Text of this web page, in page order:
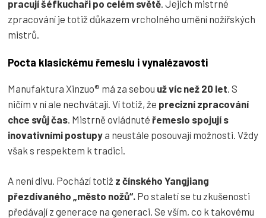
pracují šéfkuchaři po celém světě. Jejich mistrné
zpracování je totiž důkazem vrcholného umění nožířských
mistrů.
Pocta klasickému řemeslu i vynalézavosti
Manufaktura Xinzuo® má za sebou už víc než 20 let. S
ničím v ní ale nechvátají. Ví totiž, že precizní zpracování
chce svůj čas. Mistrně ovládnuté řemeslo spojují s
inovativními postupya neustále posouvají možnosti. Vždy
však s respektem k tradici.
A není divu. Pochází totiž z čínského Yangjiang
přezdívaného „město nožů“. Po staletí se tu zkušenosti
předávají z generace na generaci. Se vším, co k takovému